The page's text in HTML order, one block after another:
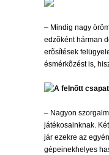
– Mindig nagy
edzõként hárman
erõsítések
ésmérkõzést is,
A felnõtt
– Nagyon
játékosainknak.
jár ezekre az
gépeinekhelyes